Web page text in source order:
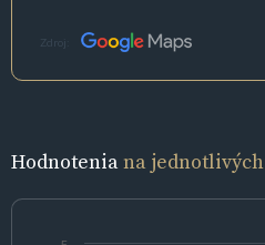
Zdroj:
Hodnoteniana